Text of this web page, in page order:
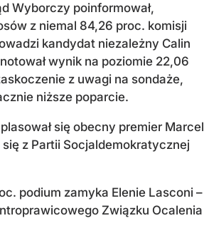
Wyborczy poinformował,
z niemal 84,26 proc. komisji
kandydat niezależny Calin
wynik na poziomie 22,06
z uwagi na sondaże,
niższe poparcie.
się obecny premier Marcel
z Partii Socjaldemokratycznej
podium zamyka Elenie Lasconi –
Związku Ocalenia